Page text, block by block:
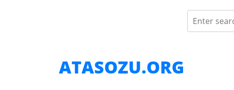
ATASOZU.ORG